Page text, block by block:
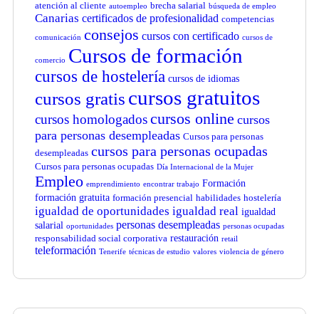
atención al cliente autoempleo brecha salarial búsqueda de empleo
Canarias certificados de profesionalidad competencias
comunicación consejos cursos con certificado cursos de
comercio Cursos de formación
cursos de hostelería cursos de idiomas
cursos gratis cursos gratuitos
cursos homologadoscursos online cursos
para personas desempleadas Cursos para personas
desempleadas cursos para personas ocupadas
Cursos para personas ocupadas Día Internacional de la Mujer
Empleo emprendimiento encontrar trabajo Formación
formación gratuita formación presencial habilidades hostelería
igualdad de oportunidades igualdad real igualdad
salarial oportunidades personas desempleadas personas ocupadas
responsabilidad social corporativa restauración retail
teleformación Tenerife técnicas de estudio valores violencia de género